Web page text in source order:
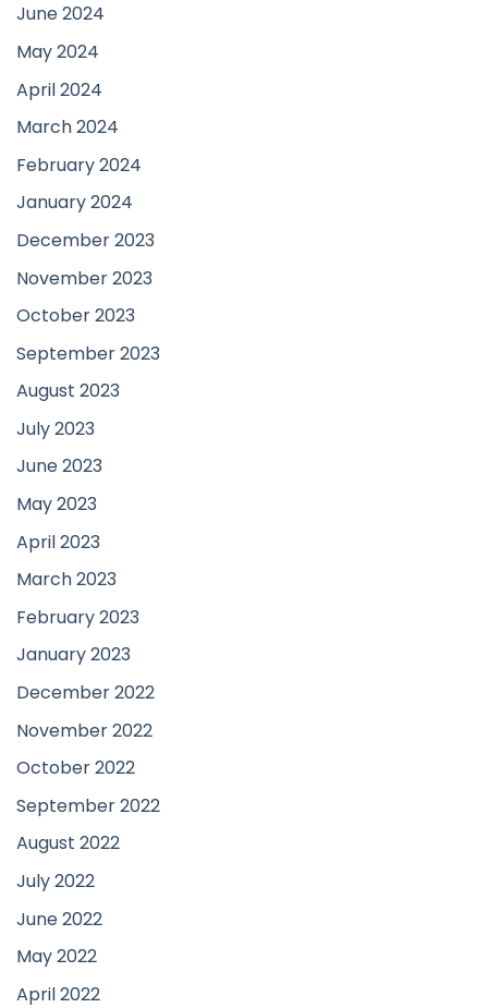
June 2024
May 2024
April 2024
March 2024
February 2024
January 2024
December 2023
November 2023
October 2023
September 2023
August 2023
July 2023
June 2023
May 2023
April 2023
March 2023
February 2023
January 2023
December 2022
November 2022
October 2022
September 2022
August 2022
July 2022
June 2022
May 2022
April 2022